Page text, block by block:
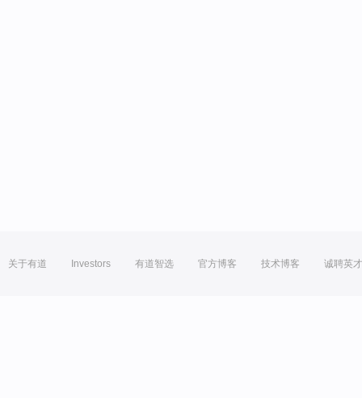
关于有道 Investors 有道智选 官方博客 技术博客 诚聘英才